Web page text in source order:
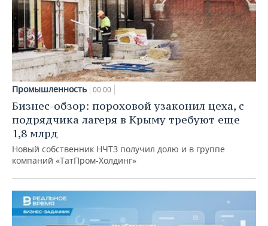
Промышленность 00:00
Бизнес-обзор: пороховой узаконил цеха, с
подрядчика лагеря в Крыму требуют еще
1,8 млрд
Новый собственник НЧТЗ получил долю и в группе
компаний «ТатПром-Холдинг»